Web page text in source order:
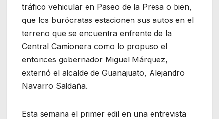
tráfico vehicular en Paseo de la Presa o bien,
que los burócratas estacionen sus autos en el
terreno que se encuentra enfrente de la
Central Camionera como lo propuso el
entonces gobernador Miguel Márquez,
externó el alcalde de Guanajuato, Alejandro
Navarro Saldaña.
Esta semana el primer edil en una entrevista